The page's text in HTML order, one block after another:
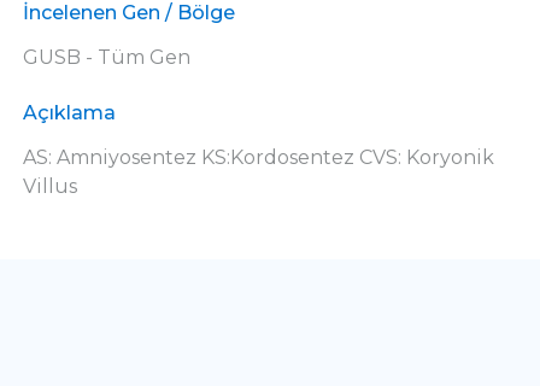
İncelenen Gen / Bölge
GUSB - Tüm Gen
Açıklama
AS: Amniyosentez KS:Kordosentez CVS: Koryonik
Villus